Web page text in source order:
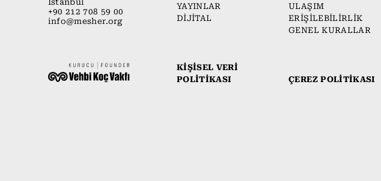
İstanbul
+90 212 708 59 00
info@mesher.org
YAYINLAR
DİJİTAL
ULAŞIM
ERİŞİLEBİLİRLİK
GENEL KURALLAR
KİŞİSEL VERİ
POLİTİKASI
ÇEREZ POLİTİKASI